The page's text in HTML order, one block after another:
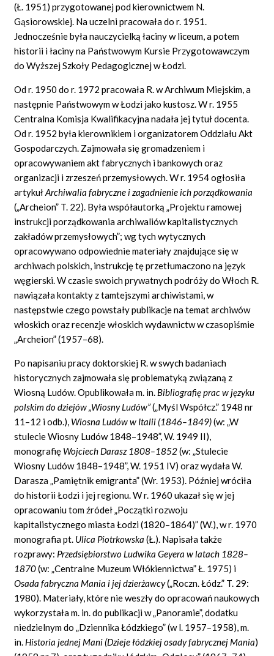
(Ł. 1951) przygotowanej pod kierownictwem N.
Gąsiorowskiej. Na uczelni pracowała do r. 1951.
Jednocześnie była nauczycielką łaciny w liceum, a potem
historii i łaciny na Państwowym Kursie Przygotowawczym
do Wyższej Szkoły Pedagogicznej w Łodzi.
Od r. 1950 do r. 1972 pracowała R. w Archiwum Miejskim, a
następnie Państwowym w Łodzi jako kustosz. W r. 1955
Centralna Komisja Kwalifikacyjna nadała jej tytuł docenta.
Od r. 1952 była kierownikiem i organizatorem Oddziału Akt
Gospodarczych. Zajmowała się gromadzeniem i
opracowywaniem akt fabrycznych i bankowych oraz
organizacji i zrzeszeń przemysłowych. W r. 1954 ogłosiła
artykułArchiwalia fabryczne i zagadnienie ich porządkowania
(„Archeion” T. 22). Była współautorką „Projektu ramowej
instrukcji porządkowania archiwaliów kapitalistycznych
zakładów przemysłowych”; wg tych wytycznych
opracowywano odpowiednie materiały znajdujące się w
archiwach polskich, instrukcję tę przetłumaczono na język
węgierski. W czasie swoich prywatnych podróży do Włoch R.
nawiązała kontakty z tamtejszymi archiwistami, w
następstwie czego powstały publikacje na temat archiwów
włoskich oraz recenzje włoskich wydawnictw w czasopiśmie
„Archeion” (1957–68).
Po napisaniu pracy doktorskiej R. w swych badaniach
historycznych zajmowała się problematyką związaną z
Wiosną Ludów. Opublikowała m. in. Bibliografię prac w języku
polskim do dziejów „Wiosny Ludów”(„Myśl Współcz.” 1948 nr
11–12 i odb.), Wiosna Ludów w Italii (1846–1849)(w: „W
stulecie Wiosny Ludów 1848–1948”, W. 1949 II),
monografię Wojciech Darasz 1808–1852(w: „Stulecie
Wiosny Ludów 1848–1948”, W. 1951 IV) oraz wydała W.
Darasza „Pamiętnik emigranta” (Wr. 1953). Później wróciła
do historii Łodzi i jej regionu. W r. 1960 ukazał się w jej
opracowaniu tom źródeł „Początki rozwoju
kapitalistycznego miasta Łodzi (1820–1864)” (W.), w r. 1970
monografia pt. Ulica Piotrkowska(Ł.). Napisała także
rozprawy: Przedsiębiorstwo Ludwika Geyera w latach 1828–
1870(w: „Centralne Muzeum Włókiennictwa” Ł. 1975) i
Osada fabryczna Mania i jej dzierżawcy(„Roczn. Łódz.” T. 29:
1980). Materiały, które nie weszły do opracowań naukowych
wykorzystała m. in. do publikacji w „Panoramie”, dodatku
niedzielnym do „Dziennika Łódzkiego” (w l. 1957–1958), m.
in. Historia jednej Mani (Dzieje łódzkiej osady fabrycznej Mania)